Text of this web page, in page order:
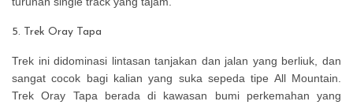
5. Trek Oray Tapa
Trek ini didominasi lintasan tanjakan dan jalan yang berliuk, dan
sangat cocok bagi kalian yang suka sepeda tipe All Mountain.
Trek Oray Tapa berada di kawasan bumi perkemahan yang